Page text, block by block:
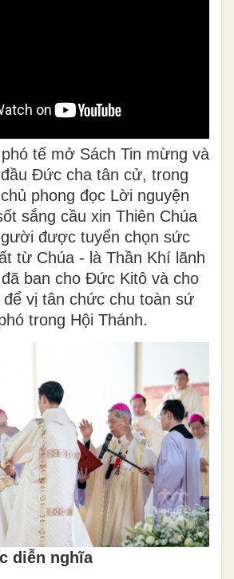
tế mở Sách Tin mừng và
Đức cha tân cử, trong
phong đọc Lời nguyện
sắng cầu xin Thiên Chúa
được tuyển chọn sức
từ Chúa - là Thần Khí lãnh
ban cho Đức Kitô và cho
vị tân chức chu toàn sứ
trong Hội Thánh.
diễn nghĩa